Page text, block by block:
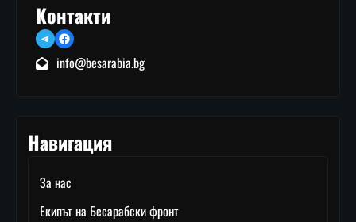
Контакти
TelegramFacebook
info@besarabia.bg
Навигация
За нас
Екипът на Бесарабски фронт